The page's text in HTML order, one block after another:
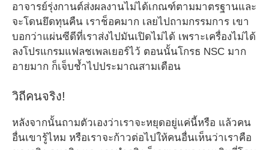
อาจารย์รุ่งกานต์ส่งผลงานไม่ได้เกณฑ์ตามมาตรฐานและ
จะโดนยึดทุนคืน เราช็อคมาก เลยไปถามกรรมการ เขา
บอกว่าแผ่นซีดีที่เราส่งไปมันเปิดไม่ได้ เพราะเครื่องไม่ได้
ลงโปรแกรมแฟลชเพลเยอร์ไว้ ตอนนั้นโกรธ NSC มาก
อายมาก ก็เจ็บช้ำไปประมาณสามเดือน
วิถีคนจริง!
หลังจากนั้นถามตัวเองว่าเราจะหยุดอยู่แค่นี้หรือ แล้วคน
อื่นเขารู้ไหม หรือเราจะก้าวต่อไปให้คนอื่นเห็นว่าเราคือ